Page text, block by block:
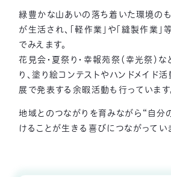
緑豊かな山あいの落ち着いた環境の
が生活され、
「軽作業」や「縫製作業
でみえます。
花見会・夏祭り・幸報苑祭（幸光祭）
り、塗り絵コンテストやハンドメイド活
展で発表する余暇活動も行っています
地域とのつながりを育みながら“自分
けることが生きる喜びにつながってい